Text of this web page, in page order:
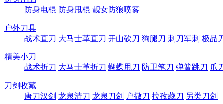
防身电棍 防身甩棍 靓女防狼喷雾
户外刀具
战术直刀 大马士革直刀 开山砍刀 狗腿刀 刺刀军刺 极品
精美小刀
战术折刀 大马士革折刀 蝴蝶甩刀 防卫笔刀 弹簧跳刀 爪
刀剑收藏
唐刀汉剑 龙泉清刀 龙泉刀剑 户撒刀 拉孜藏刀 另类刀剑